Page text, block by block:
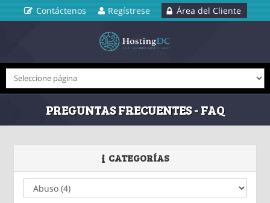
Contáctenos Regístrese Área del Cliente
PREGUNTAS FRECUENTES - FAQ
CATEGORÍAS